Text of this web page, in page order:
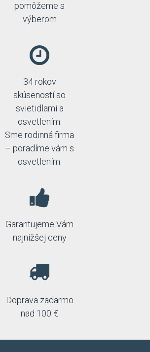
pomôžeme s
výberom
34 rokov
skúseností so
svietidlami a
osvetlením.
Sme rodinná firma
– poradíme vám s
osvetlením.
Garantujeme Vám
najnižšej ceny
Doprava zadarmo
nad 100 €